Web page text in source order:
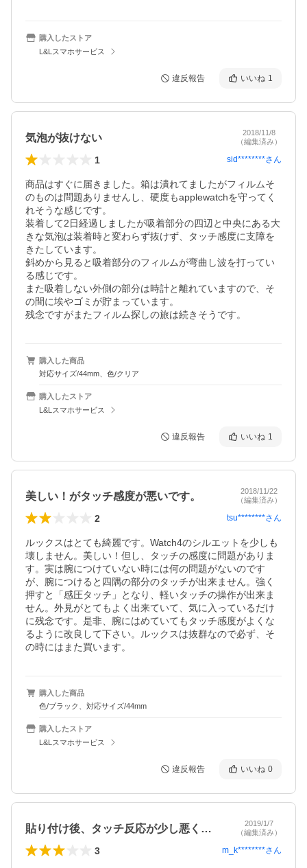
購入したストア
L&Lスマホサービス
違反報告 いいね 1
気泡が抜けない
2018/11/8
（編集済み）
1 sid********さん
商品はすぐに届きました。箱は潰れてましたがフィルムそ
のものは問題ありませんし、硬度もapplewatchを守ってく
れそうな感じです。
装着して2日経過しましたが吸着部分の四辺と中央にある大
きな気泡は装着時と変わらず抜けず、タッチ感度に支障を
きたしています。
斜めから見ると吸着部分のフィルムが弯曲し波を打ってい
る感じです。
また吸着しない外側の部分は時計と離れていますので、そ
の間に埃やゴミが貯まっています。
残念ですがまたフィルム探しの旅は続きそうです。
購入した商品
対応サイズ/44mm、色/クリア
購入したストア
L&Lスマホサービス
違反報告 いいね 1
美しい！がタッチ感度が悪いです。
2018/11/22
（編集済み）
2 tsu********さん
ルックスはとても綺麗です。Watch4のシルエットを少しも
壊しません。美しい！但し、タッチの感度に問題がありま
す。実は腕につけていない時には何の問題がないのです
が、腕につけると四隅の部分のタッチが出来ません。強く
押すと「感圧タッチ」となり、軽いタッチの操作が出来ま
せん。外見がとてもよく出来ていて、気に入っているだけ
に残念です。是非、腕にはめていてもタッチ感度がよくな
るように改良して下さい。ルックスは抜群なので必ず、そ
の時にはまた買います。
購入した商品
色/ブラック、対応サイズ/44mm
購入したストア
L&Lスマホサービス
違反報告 いいね 0
貼り付け後、タッチ反応が少し悪くなりま…
2019/1/7
（編集済み）
3 m_k********さん